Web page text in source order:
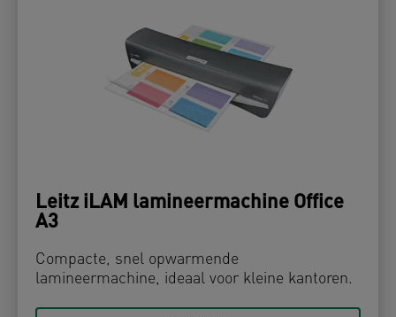
Leitz iLAM lamineermachine Office
A3
Compacte, snel opwarmende
lamineermachine, ideaal voor kleine kantoren.